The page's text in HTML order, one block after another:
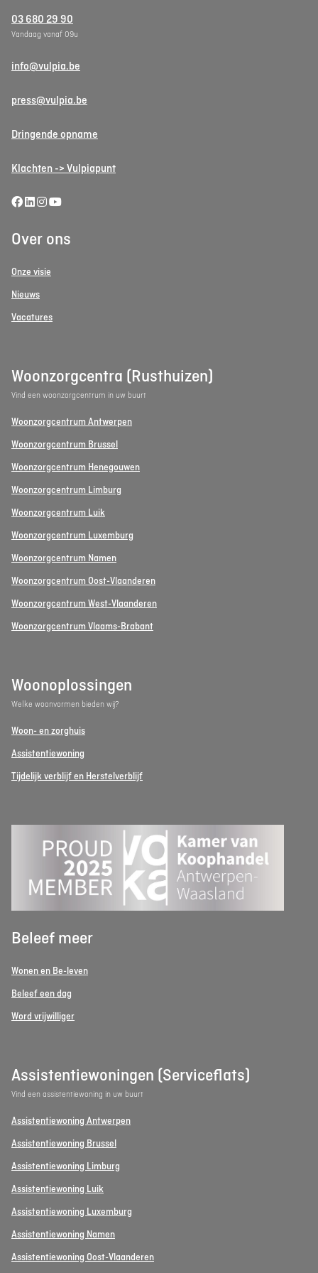
03 680 29 90
Vandaag vanaf 09u
info@vulpia.be
press@vulpia.be
Dringende opname
Klachten -> Vulpiapunt
Over ons
Onze visie
Nieuws
Vacatures
Woonzorgcentra (Rusthuizen)
Vind een woonzorgcentrum in uw buurt
Woonzorgcentrum Antwerpen
Woonzorgcentrum Brussel
Woonzorgcentrum Henegouwen
Woonzorgcentrum Limburg
Woonzorgcentrum Luik
Woonzorgcentrum Luxemburg
Woonzorgcentrum Namen
Woonzorgcentrum Oost-Vlaanderen
Woonzorgcentrum West-Vlaanderen
Woonzorgcentrum Vlaams-Brabant
Woonoplossingen
Welke woonvormen bieden wij?
Woon- en zorghuis
Assistentiewoning
Tijdelijk verblijf en Herstelverblijf
Beleef meer
Wonen en Be-leven
Beleef een dag
Word vrijwilliger
Assistentiewoningen (Serviceflats)
Vind een assistentiewoning in uw buurt
Assistentiewoning Antwerpen
Assistentiewoning Brussel
Assistentiewoning Limburg
Assistentiewoning Luik
Assistentiewoning Luxemburg
Assistentiewoning Namen
Assistentiewoning Oost-Vlaanderen